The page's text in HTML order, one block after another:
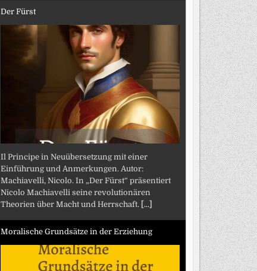
Der Fürst
Il Principe in Neuübersetzung mit einer
Einführung und Anmerkungen. Autor:
Machiavelli, Nicolo. In „Der Fürst“ präsentiert
Nicolo Machiavelli seine revolutionären
Theorien über Macht und Herrschaft. [...]
Moralische Grundsätze in der Erziehung